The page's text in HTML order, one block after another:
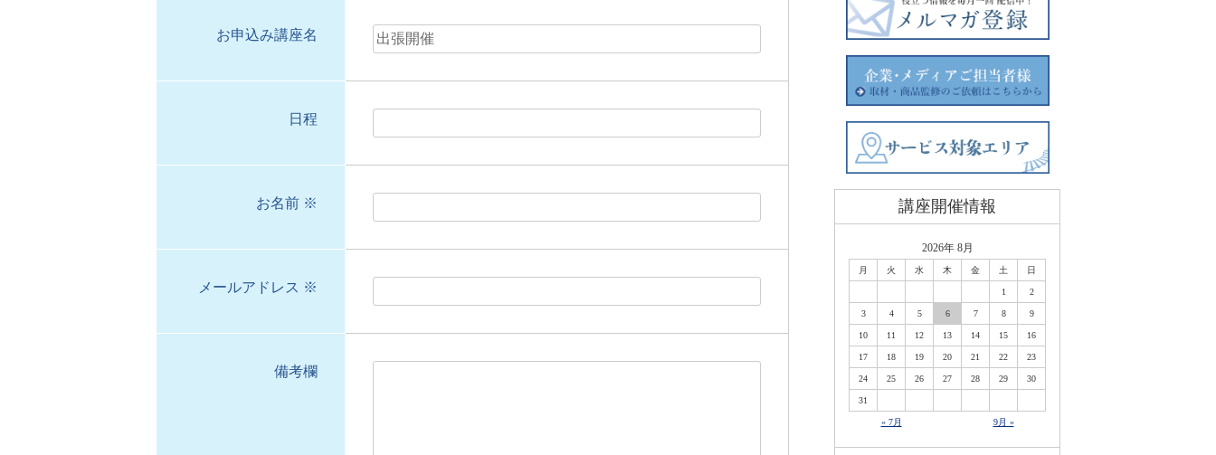
お申込み講座名
日程
お名前 ※
メールアドレス ※
備考欄
講座開催情報
2026年 8月
月 火 水 木 金 土 日
1 2
3 4 5 6 7 8 9
10 11 12 13 14 15 16
17 18 19 20 21 22 23
24 25 26 27 28 29 30
31
« 7月 9月 »